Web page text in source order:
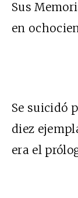
Sus
en
Se suicidó
diez
era el